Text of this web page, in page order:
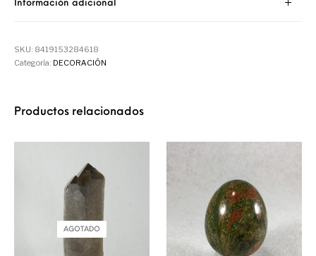
Información adicional
SKU: 8419153284618
Categoría: DECORACIÓN
Productos relacionados
AGOTADO